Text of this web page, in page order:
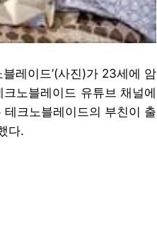
레이드’(사진)가 23세에 암
노블레이드 유튜브 채널에
테크노블레이드의 부친이 출
다.